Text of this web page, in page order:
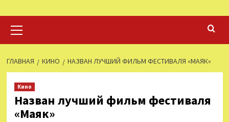
меню
ГЛАВНАЯ КИНО НАЗВАН ЛУЧШИЙ ФИЛЬМ ФЕСТИВАЛЯ «МАЯК»
Кино
Назван лучший фильм фестиваля
«Маяк»